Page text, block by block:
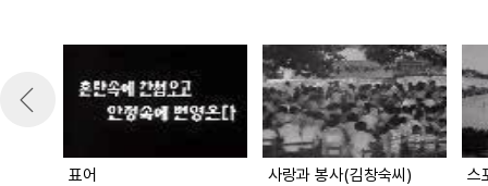
표어 사랑과 봉사(김창숙씨) 스